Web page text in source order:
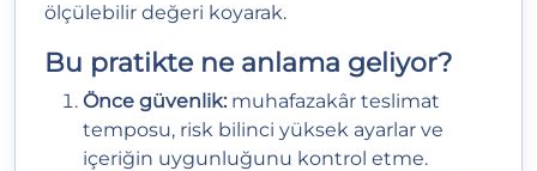
ölçülebilir değeri koyarak.
Bu pratikte ne anlama geliyor?
Önce güvenlik: muhafazakâr teslimat
temposu, risk bilinci yüksek ayarlar ve
içeriğin uygunluğunu kontrol etme.